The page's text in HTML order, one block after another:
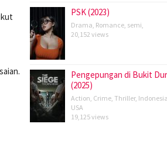
PSK (2023)
Drama, Romance, semi,
20,152 views
Pengepungan di Bukit
(2025)
Action, Crime, Thriller, Indonesia
USA
19,125 views